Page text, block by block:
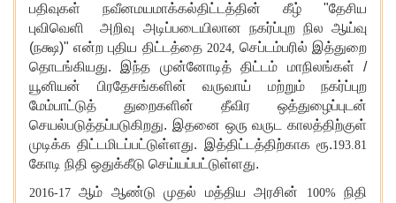
பதிவுகள் நவீனமயமாக்கல்திட்டத்தின் கீழ் "தேசிய
புவிவெளி அறிவு அடிப்படையிலான நகர்ப்புற நில ஆய்வு
(நக்ஷ)" என்ற புதிய திட்டத்தை 2024, செப்டம்பரில் இத்துறை
தொடங்கியது. இந்த முன்னோடித் திட்டம் மாநிலங்கள் /
யூனியன் பிரதேசங்களின் வருவாய் மற்றும் நகர்ப்புற
மேம்பாட்டுத் துறைகளின் தீவிர ஒத்துழைப்புடன்
செயல்படுத்தப்படுகிறது. இதனை ஒரு வருட காலத்திற்குள்
முடிக்க திட்டமிடப்பட்டுள்ளது. இத்திட்டத்திற்காக ரூ.193.81
கோடி நிதி ஒதுக்கீடு செய்யப்பட்டுள்ளது.
2016-17 ஆம் ஆண்டு முதல் மத்திய அரசின் 100%நிதி